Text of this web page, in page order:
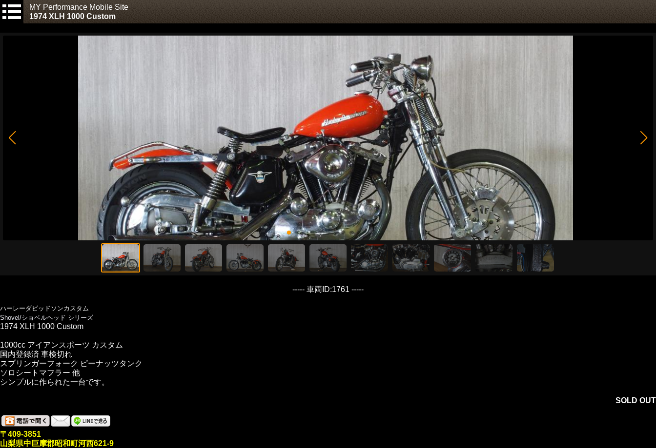
MY Performance Mobile Site
1974 XLH 1000 Custom
----- 車両ID:1761 -----
ハーレーダビッドソンカスタム
Shovel/ショベルヘッド シリーズ
1974 XLH 1000 Custom
1000cc アイアンスポーツ カスタム
国内登録済 車検切れ
スプリンガーフォーク ピーナッツタンク
ソロシートマフラー 他
シンプルに作られた一台です。
SOLD OUT
〒409-3851
山梨県中巨摩郡昭和町河西621-9